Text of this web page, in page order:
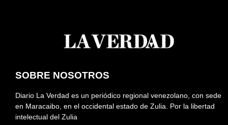
SOBRE NOSOTROS
Diario La Verdad es un periódico regional venezolano, con sede
en Maracaibo, en el occidental estado de Zulia. Por la libertad
intelectual del Zulia